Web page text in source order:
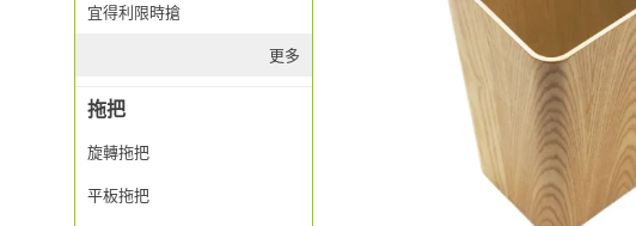
宜得利限時搶
更多
拖把
旋轉拖把
平板拖把